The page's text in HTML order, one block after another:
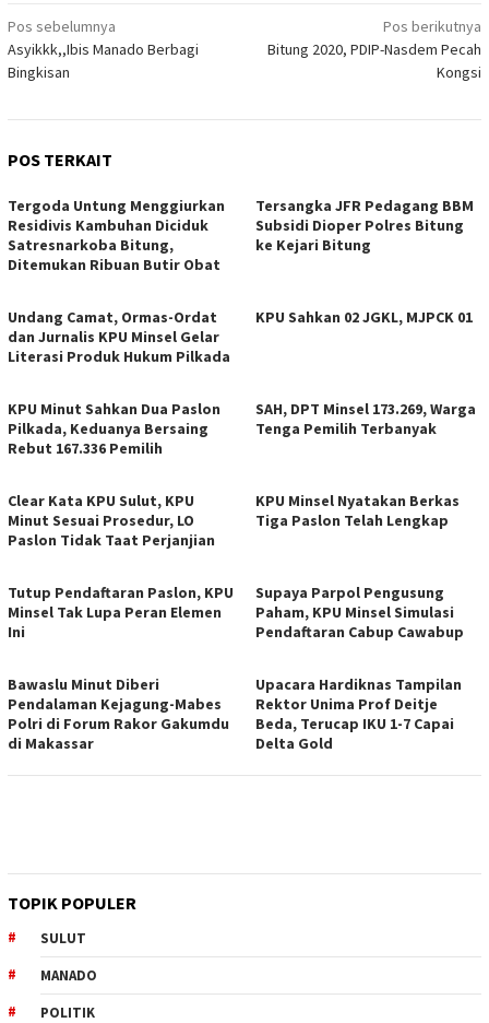
Navigasi
pos
Pos sebelumnya
Asyikkk,,Ibis Manado Berbagi
Bingkisan
Pos berikutnya
Bitung 2020, PDIP-Nasdem Pecah
Kongsi
POS TERKAIT
Tergoda Untung Menggiurkan
Residivis Kambuhan Diciduk
Satresnarkoba Bitung,
Ditemukan Ribuan Butir Obat
Tersangka JFR Pedagang BBM
Subsidi Dioper Polres Bitung
ke Kejari Bitung
Undang Camat, Ormas-Ordat
dan Jurnalis KPU Minsel Gelar
Literasi Produk Hukum Pilkada
KPU Sahkan 02 JGKL, MJPCK 01
KPU Minut Sahkan Dua Paslon
Pilkada, Keduanya Bersaing
Rebut 167.336 Pemilih
SAH, DPT Minsel 173.269, Warga
Tenga Pemilih Terbanyak
Clear Kata KPU Sulut, KPU
Minut Sesuai Prosedur, LO
Paslon Tidak Taat Perjanjian
KPU Minsel Nyatakan Berkas
Tiga Paslon Telah Lengkap
Tutup Pendaftaran Paslon, KPU
Minsel Tak Lupa Peran Elemen
Ini
Supaya Parpol Pengusung
Paham, KPU Minsel Simulasi
Pendaftaran Cabup Cawabup
Bawaslu Minut Diberi
Pendalaman Kejagung-Mabes
Polri di Forum Rakor Gakumdu
di Makassar
Upacara Hardiknas Tampilan
Rektor Unima Prof Deitje
Beda, Terucap IKU 1-7 Capai
Delta Gold
TOPIK POPULER
SULUT
MANADO
POLITIK